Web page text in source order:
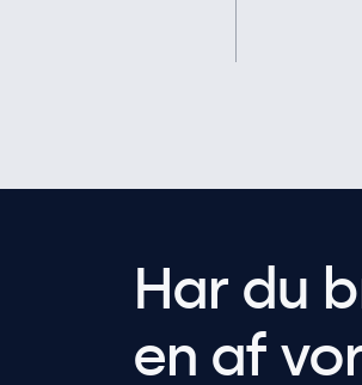
Har du
en af